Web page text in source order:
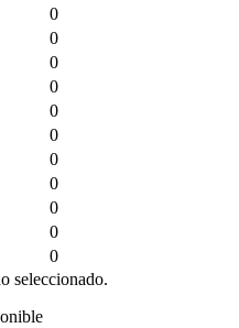
0
0
0
0
0
0
0
0
0
0
0
seleccionado.